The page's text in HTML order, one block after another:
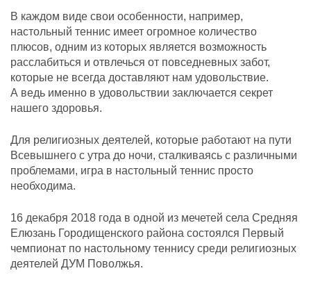
В каждом виде свои особенности, например,
настольный теннис имеет огромное количество
плюсов, одним из которых является возможность
расслабиться и отвлечься от повседневных забот,
которые не всегда доставляют нам удовольствие.
А ведь именно в удовольствии заключается секрет
нашего здоровья.
Для религиозных деятелей, которые работают на пути
Всевышнего с утра до ночи, сталкиваясь с различными
проблемами, игра в настольный теннис просто
необходима.
16 декабря 2018 года в одной из мечетей села Средняя
Елюзань Городищенского района состоялся Первый
чемпионат по настольному теннису среди религиозных
деятелей ДУМ Поволжья.